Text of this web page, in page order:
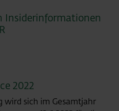
Insiderinformationen
2022
wird sich im Gesamtjahr